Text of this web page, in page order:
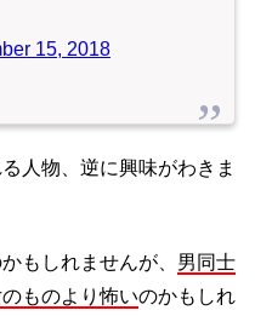
15, 2018
人物、逆に興味がわきま
もしれませんが、 男同士
ものより怖いのかもしれ